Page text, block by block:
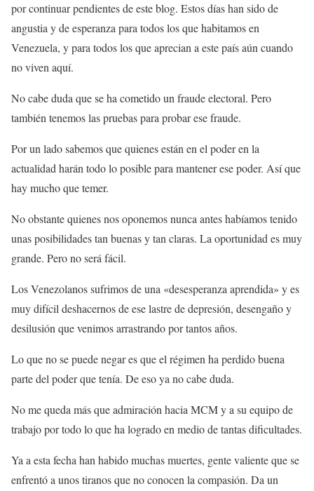
por continuar pendientes de este blog. Estos días han sido de
angustia y de esperanza para todos los que habitamos en
Venezuela, y para todos los que aprecian a este país aún cuando
no viven aquí.
No cabe duda que se ha cometido un fraude electoral. Pero
también tenemos las pruebas para probar ese fraude.
Por un lado sabemos que quienes están en el poder en la
actualidad harán todo lo posible para mantener ese poder. Así que
hay mucho que temer.
No obstante quienes nos oponemos nunca antes habíamos tenido
unas posibilidades tan buenas y tan claras. La oportunidad es muy
grande. Pero no será fácil.
Los Venezolanos sufrimos de una «desesperanza aprendida» y es
muy difícil deshacernos de ese lastre de depresión, desengaño y
desilusión que venimos arrastrando por tantos años.
Lo que no se puede negar es que el régimen ha perdido buena
parte del poder que tenía. De eso ya no cabe duda.
No me queda más que admiración hacia MCM y a su equipo de
trabajo por todo lo que ha logrado en medio de tantas dificultades.
Ya a esta fecha han habido muchas muertes, gente valiente que se
enfrentó a unos tiranos que no conocen la compasión. Da un